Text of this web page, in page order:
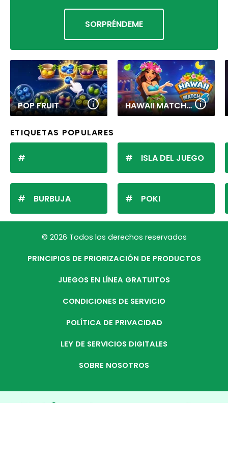
SORPRÉNDEME
POP FRUIT HAWAII MATCH 6
ETIQUETAS POPULARES
BURBUJA
ISLA DEL JUEGO
POKI
© 2026 Todos los derechos reservados
PRINCIPIOS DE PRIORIZACIÓN DE PRODUCTOS
JUEGOS EN LÍNEA GRATUITOS
CONDICIONES DE SERVICIO
POLÍTICA DE PRIVACIDAD
LEY DE SERVICIOS DIGITALES
SOBRE NOSOTROS